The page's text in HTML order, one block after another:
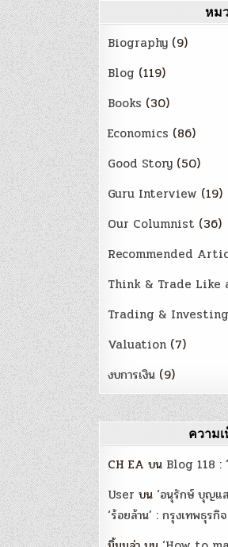
หม
Biography (9)
Blog (119)
Books (30)
Economics (86)
Good Story (50)
Guru Interview (19)
Our Columnist (36)
Recommended
Think & Trade Like
Trading & Investing
Valuation (7)
งบการเงิน (9)
ความ
CH EA บน Blog 118 :
User บน‘อนุรักษ์ บุญแ
‘ร้อยล้าน’ : กรุงเทพธุรกิจ